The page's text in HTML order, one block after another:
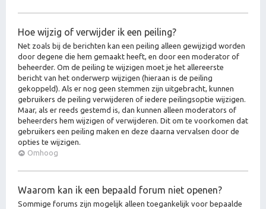
Hoe wijzig of verwijder ik een peiling?
Net zoals bij de berichten kan een peiling alleen gewijzigd worden
door degene die hem gemaakt heeft, en door een moderator of
beheerder. Om de peiling te wijzigen moet je het allereerste
bericht van het onderwerp wijzigen (hieraan is de peiling
gekoppeld). Als er nog geen stemmen zijn uitgebracht, kunnen
gebruikers de peiling verwijderen of iedere peilingsoptie wijzigen.
Maar, als er reeds gestemd is, dan kunnen alleen moderators of
beheerders hem wijzigen of verwijderen. Dit om te voorkomen dat
gebruikers een peiling maken en deze daarna vervalsen door de
opties te wijzigen.
Omhoog
Waarom kan ik een bepaald forum niet openen?
Sommige forums zijn mogelijk alleen toegankelijk voor bepaalde